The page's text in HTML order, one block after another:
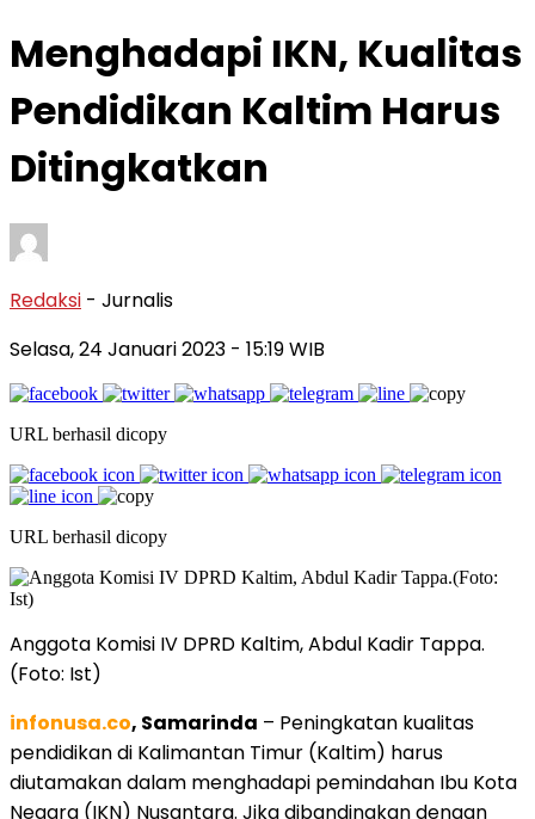
Menghadapi IKN, Kualitas
Pendidikan Kaltim Harus
Ditingkatkan
Redaksi - Jurnalis
Selasa, 24 Januari 2023 - 15:19 WIB
URL berhasil dicopy
URL berhasil dicopy
Anggota Komisi IV DPRD Kaltim, Abdul Kadir Tappa.
(Foto: Ist)
infonusa.co, Samarinda – Peningkatan kualitas
pendidikan di Kalimantan Timur (Kaltim) harus
diutamakan dalam menghadapi pemindahan Ibu Kota
Negara (IKN) Nusantara. Jika dibandingkan dengan